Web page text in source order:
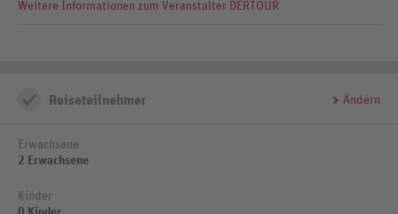
Weitere Informationen zum Veranstalter DERTOUR
Reiseteilnehmer Ändern
Erwachsene
2 Erwachsene
Kinder